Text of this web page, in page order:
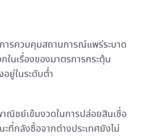
ารควบคุมสถานการณ์แพร่ระบาด
นเรื่องของมาตรการกระตุ้น
ยู่ในระดับต่ำ
ณิชย์เข้มงวดในการปล่อยสินเชื่อ
ที่กลังซื้อจากต่างประเทศยังไม่